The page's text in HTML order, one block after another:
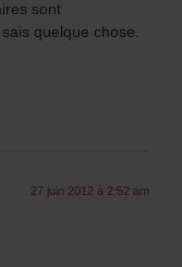
sont
quelque chose.
27 juin 2012 à 2:52 am